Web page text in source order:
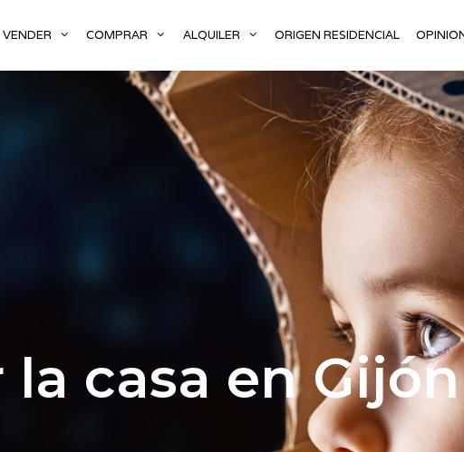
VENDER COMPRAR ALQUILER ORIGEN RESIDENCIAL
casa en Gijón